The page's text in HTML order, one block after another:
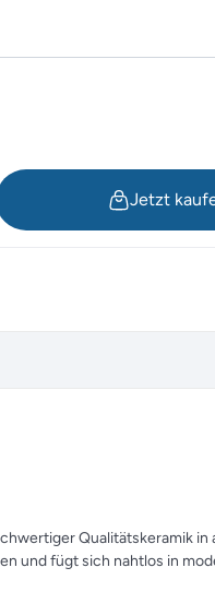
Jetzt
Qualitätskeramik in
und fügt sich nahtlos in